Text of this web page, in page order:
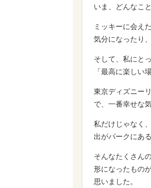
いま、どんなこ
ミッキーに会え
気分になったり
そして、私にと
「最高に楽しい
東京ディズニー
で、一番幸せな
私だけじゃなく
出がパークにあ
そんなたくさん
形になったもの
思いました。